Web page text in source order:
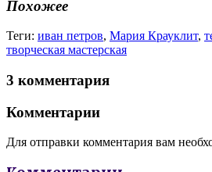
Похожее
Теги: иван петров, Мария Крауклит,
творческая мастерская
3 комментария
Комментарии
Для отправки комментария вам